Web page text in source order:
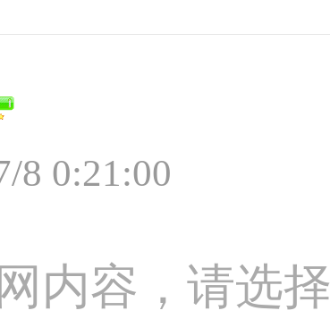
8 0:21:00
内容，请选择